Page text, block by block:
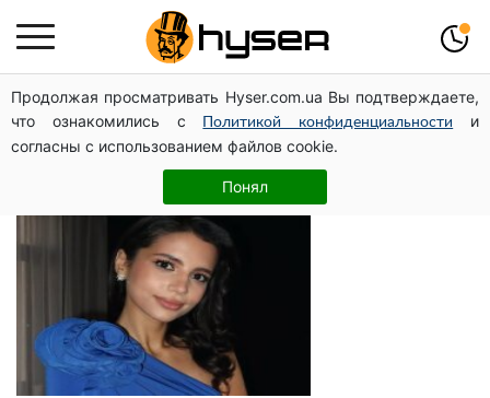
Продолжая просматривать Hyser.com.ua Вы подтверждаете,
что ознакомились с
Политикой конфиденциальности
и
согласны с использованием файлов cookie.
Понял
холостяк